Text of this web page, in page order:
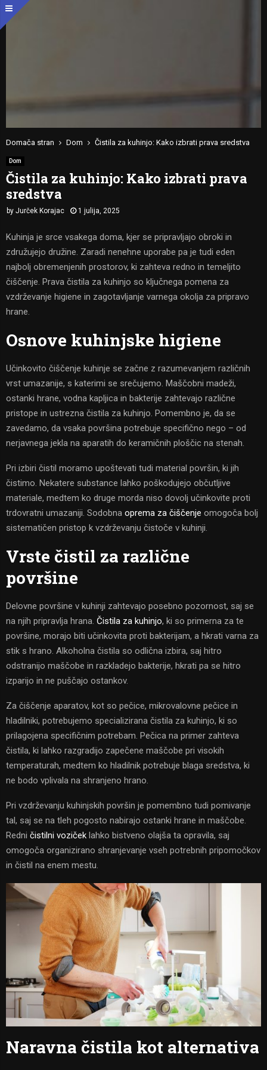
Domača stran Dom Čistila za kuhinjo: Kako izbrati prava sredstva
Dom
Čistila za kuhinjo: Kako izbrati prava
sredstva
by Jurček Korajac 1 julija, 2025
Kuhinja je srce vsakega doma, kjer se pripravljajo obroki in
združujejo družine. Zaradi nenehne uporabe pa je tudi eden
najbolj obremenjenih prostorov, ki zahteva redno in temeljito
čiščenje. Prava čistila za kuhinjo so ključnega pomena za
vzdrževanje higiene in zagotavljanje varnega okolja za pripravo
hrane.
Osnove kuhinjske higiene
Učinkovito čiščenje kuhinje se začne z razumevanjem različnih
vrst umazanije, s katerimi se srečujemo. Maščobni madeži,
ostanki hrane, vodna kapljica in bakterije zahtevajo različne
pristope in ustrezna čistila za kuhinjo. Pomembno je, da se
zavedamo, da vsaka površina potrebuje specifično nego – od
nerjavnega jekla na aparatih do keramičnih ploščic na stenah.
Pri izbiri čistil moramo upoštevati tudi material površin, ki jih
čistimo. Nekatere substance lahko poškodujejo občutljive
materiale, medtem ko druge morda niso dovolj učinkovite proti
trdovratni umazaniji. Sodobna oprema za čiščenje omogoča bolj
sistematičen pristop k vzdrževanju čistoče v kuhinji.
Vrste čistil za različne
površine
Delovne površine v kuhinji zahtevajo posebno pozornost, saj se
na njih pripravlja hrana. Čistila za kuhinjo, ki so primerna za te
površine, morajo biti učinkovita proti bakterijam, a hkrati varna za
stik s hrano. Alkoholna čistila so odlična izbira, saj hitro
odstranijo maščobe in razkladejo bakterije, hkrati pa se hitro
izparijo in ne puščajo ostankov.
Za čiščenje aparatov, kot so pečice, mikrovalovne pečice in
hladilniki, potrebujemo specializirana čistila za kuhinjo, ki so
prilagojena specifičnim potrebam. Pečica na primer zahteva
čistila, ki lahko razgradijo zapečene maščobe pri visokih
temperaturah, medtem ko hladilnik potrebuje blaga sredstva, ki
ne bodo vplivala na shranjeno hrano.
Pri vzdrževanju kuhinjskih površin je pomembno tudi pomivanje
tal, saj se na tleh pogosto nabirajo ostanki hrane in maščobe.
Redni čistilni voziček lahko bistveno olajša ta opravila, saj
omogoča organizirano shranjevanje vseh potrebnih pripomočkov
in čistil na enem mestu.
Naravna čistila kot alternativa